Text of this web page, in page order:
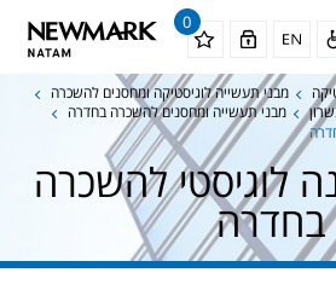
0
מבני תעשייה לוגיסטיקה ומחסנים להשכרה
מבני תעשייה ומחסנים להשכרה בחדרה
לוגיסטי להשכרה
בחדרה